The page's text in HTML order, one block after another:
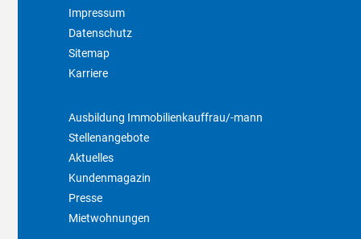
Impressum
Datenschutz
Sitemap
Karriere
Ausbildung Immobilienkauffrau/-mann
Stellenangebote
Aktuelles
Kundenmagazin
Presse
Mietwohnungen